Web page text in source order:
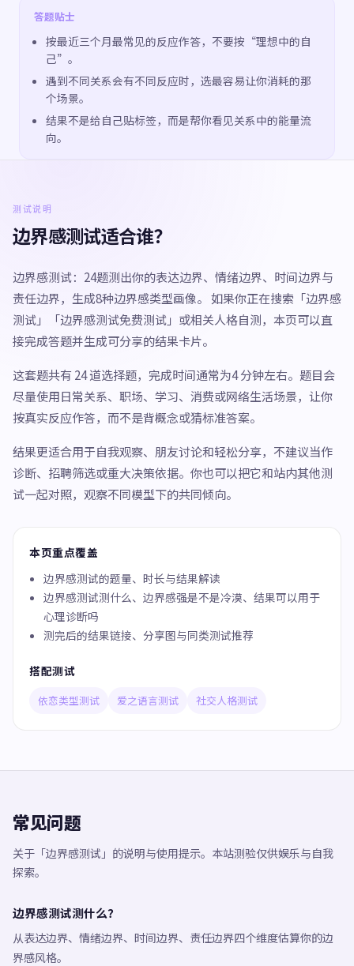
答题贴士
按最近三个月最常见的反应作答，不要按“理想中的自
己”。
遇到不同关系会有不同反应时，选最容易让你消耗的那
个场景。
结果不是给自己贴标签，而是帮你看见关系中的能量流
向。
测试说明
边界感测试适合谁？
边界感测试：24题测出你的表达边界、情绪边界、时间边界与
责任边界，生成8种边界感类型画像。 如果你正在搜索「边界感
测试」「边界感测试免费测试」或相关人格自测，本页可以直
接完成答题并生成可分享的结果卡片。
这套题共有 24 道选择题，完成时间通常为4 分钟左右。题目会
尽量使用日常关系、职场、学习、消费或网络生活场景，让你
按真实反应作答，而不是背概念或猜标准答案。
结果更适合用于自我观察、朋友讨论和轻松分享，不建议当作
诊断、招聘筛选或重大决策依据。你也可以把它和站内其他测
试一起对照，观察不同模型下的共同倾向。
本页重点覆盖
边界感测试的题量、时长与结果解读
边界感测试测什么、边界感强是不是冷漠、结果可以用于
心理诊断吗
测完后的结果链接、分享图与同类测试推荐
搭配测试
依恋类型测试 爱之语言测试 社交人格测试
常见问题
关于「边界感测试」的说明与使用提示。本站测验仅供娱乐与自我
探索。
边界感测试测什么？
从表达边界、情绪边界、时间边界、责任边界四个维度估算你的边
界感风格。